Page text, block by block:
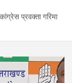
प्रवक्ता गरिमा